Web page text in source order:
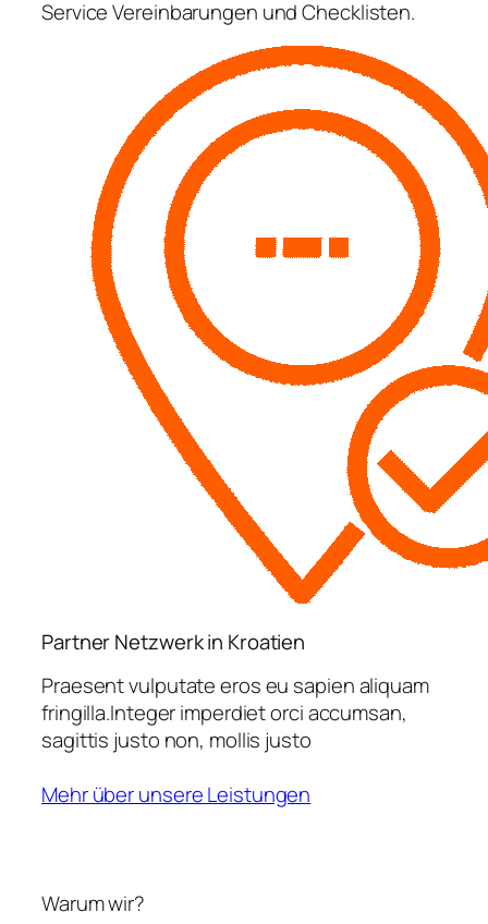
Service Vereinbarungen und Checklisten.
Partner Netzwerk in Kroatien
Praesent vulputate eros eu sapien aliquam
fringilla.Integer imperdiet orci accumsan,
sagittis justo non, mollis justo
Mehr über unsere Leistungen
Warum wir?